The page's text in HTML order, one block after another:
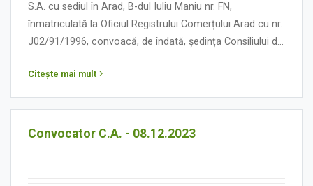
S.A. cu sediul în Arad, B-dul Iuliu Maniu nr. FN,
înmatriculată la Oficiul Registrului Comerțului Arad cu nr.
J02/91/1996, convoacă, de îndată, ședința Consiliului de
cu următoarea:
Citește mai mult
Convocator C.A. - 08.12.2023